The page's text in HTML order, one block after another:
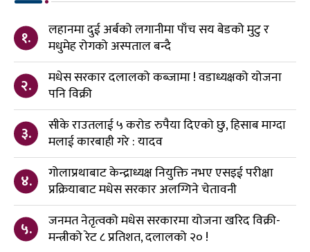
१.
लहानमा दुई अर्बको लगानीमा पाँच सय बेडको मुटु र
मधुमेह रोगको अस्पताल बन्दै
२.
मधेस सरकार दलालको कब्जामा ! वडाध्यक्षको योजना
पनि विक्री
३.
सीके राउतलाई ५ करोड रुपैया दिएको छु, हिसाब माग्दा
मलाई कारबाही गरे : यादव
४.
गोलाप्रथाबाट केन्द्राध्यक्ष नियुक्ति नभए एसइई परीक्षा
प्रक्रियाबाट मधेस सरकार अलग्गिने चेतावनी
५.
जनमत नेतृत्वको मधेस सरकारमा योजना खरिद विक्री-
मन्त्रीको रेट ८ प्रतिशत, दलालको २० !